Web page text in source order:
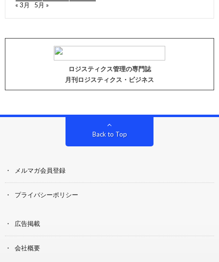
« 3月
5月 »
ロジスティクス管理の専門誌
月刊ロジスティクス・ビジネス
Back to Top
メルマガ会員登録
プライバシーポリシー
広告掲載
会社概要